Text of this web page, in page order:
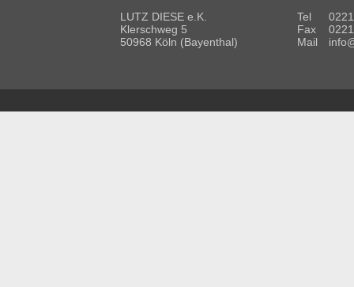
LUTZ DIESE e.K.
Klerschweg 5
50968 Köln (Bayenthal)
Tel
Fax
Mail